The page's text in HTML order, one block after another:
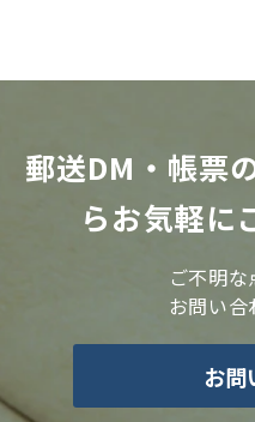
郵送DM・帳票
らお気軽に
ご不明
お問い
お問